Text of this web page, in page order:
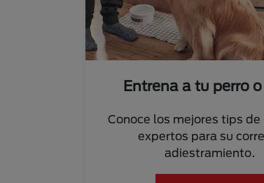
Entrena a tu perro
Conoce los mejores tips de
expertos para su
adiestramiento.